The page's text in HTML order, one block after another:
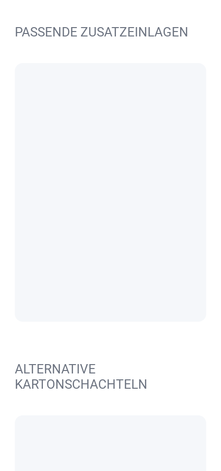
PASSENDE ZUSATZEINLAGEN
ALTERNATIVE
KARTONSCHACHTELN